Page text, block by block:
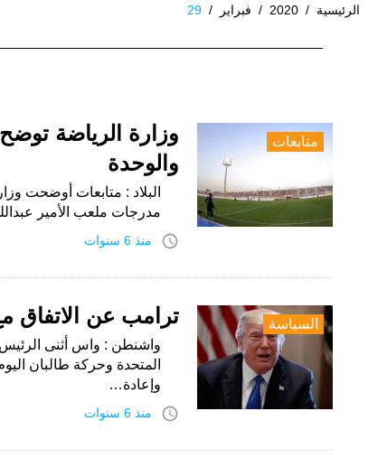
الرئيسية /
2020
/ فبراير /
29
فبراير،
2020
متابعات
وزارة الرياضة
والوحدة
البلاد : متابعات أوضحت
مدرجات ملعب الأمير
access_time منذ 6 سنوات
السياسة ترامب عن الاتفاق
واشنطن : واس أثنى الرئيس
المتحدة وحركة طالبان
وإعادة…
access_time منذ 6 سنوات